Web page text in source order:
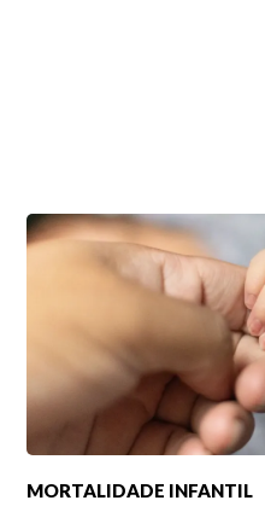
MORTALIDADE INFANTIL